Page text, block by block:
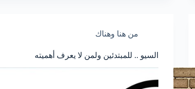
من هنا وهناك
السيو .. للمبتدئين ولمن لا يعرف أهميته